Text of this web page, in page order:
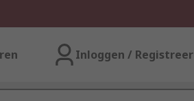
Inloggen / Registreer